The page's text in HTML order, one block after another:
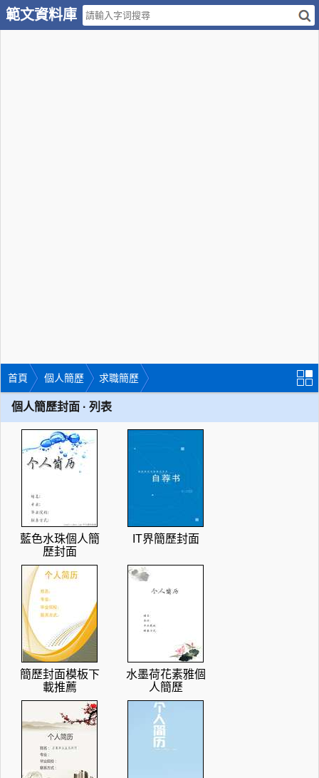
範文資料庫
首頁 個人簡歷 求職簡歷
個人簡歷封面 · 列表
藍色水珠個人簡
歷封面
IT界簡歷封面
簡歷封面模板下
載推薦
水墨荷花素雅個
人簡歷